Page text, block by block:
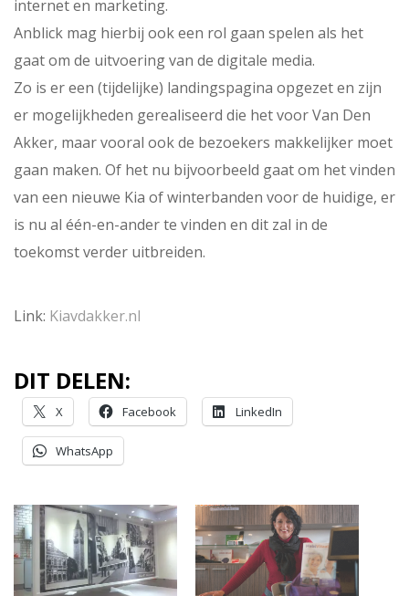
internet en marketing.
Anblick mag hierbij ook een rol gaan spelen als het
gaat om de uitvoering van de digitale media.
Zo is er een (tijdelijke) landingspagina opgezet en zijn
er mogelijkheden gerealiseerd die het voor Van Den
Akker, maar vooral ook de bezoekers makkelijker moet
gaan maken. Of het nu bijvoorbeeld gaat om het vinden
van een nieuwe Kia of winterbanden voor de huidige, er
is nu al één-en-ander te vinden en dit zal in de
toekomst verder uitbreiden.
Link: Kiavdakker.nl
DIT DELEN:
X Facebook LinkedIn
WhatsApp